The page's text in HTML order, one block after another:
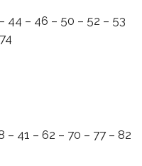
44 – 46 – 50 – 52 – 53
– 41 – 62 – 70 – 77 – 82